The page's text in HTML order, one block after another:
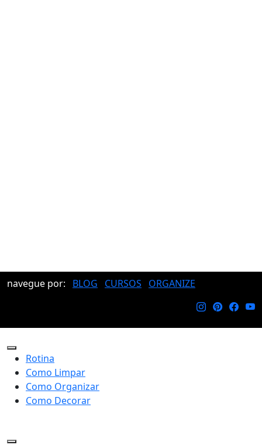
navegue por: BLOG CURSOS ORGANIZE
Rotina
Como Limpar
Como Organizar
Como Decorar